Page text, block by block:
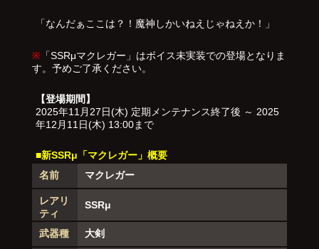
「なんだぁここは？！魔神しかいねえじゃねえか！」
※ 「SSRμマクレガー」はボイス未実装での登場となりま
す。予めご了承ください。
【登場期間】
2025年11月27日(木) 定期メンテナンス終了後 ～ 2025
年12月11日(木) 13:00まで
■新SSRμ「マクレガー」概要
名前
マクレガー
レアリ
ティ
SSRμ
武器種 大剣